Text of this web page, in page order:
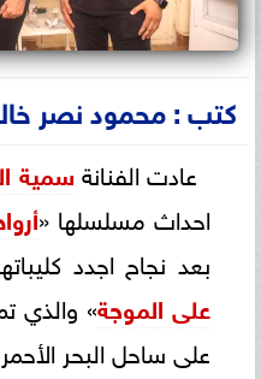
كتب : محمود نصر
عادت الفنانة سمية
احداث مسلسلها «
بعد نجاح اجدد
على الموجة» والذي
على ساحل البحر